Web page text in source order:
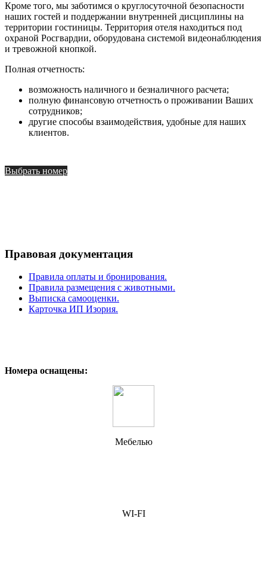
Кроме того, мы заботимся о круглосуточной безопасности
наших гостей и поддержании внутренней дисциплины на
территории гостиницы. Территория отеля находиться под
охраной Росгвардии, оборудована системой видеонаблюдения
и тревожной кнопкой.
Полная отчетность:
возможность наличного и безналичного расчета;
полную финансовую отчетность о проживании Ваших
сотрудников;
другие способы взаимодействия, удобные для наших
клиентов.
Выбрать номер
Правовая документация
Правила оплаты и бронирования.
Правила размещения с животными.
Выписка самооценки.
Карточка ИП Изория.
Номера оснащены:
Мебелью
WI-FI